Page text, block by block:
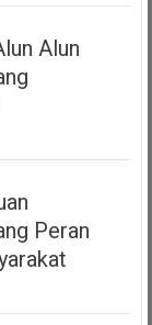
Alun
Peran